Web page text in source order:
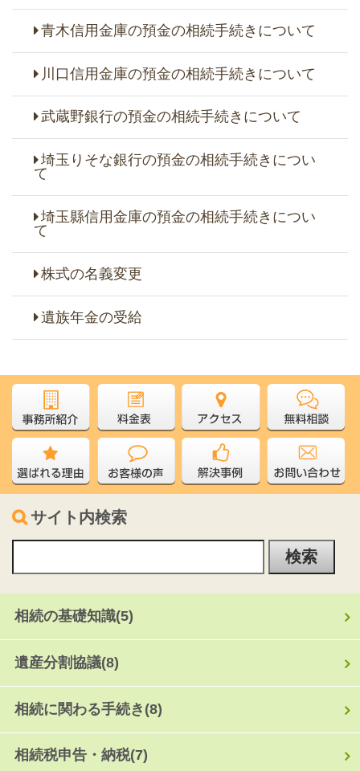
青木信用金庫の預金の相続手続きについて
川口信用金庫の預金の相続手続きについて
武蔵野銀行の預金の相続手続きについて
埼玉りそな銀行の預金の相続手続きについ
て
埼玉縣信用金庫の預金の相続手続きについ
て
株式の名義変更
遺族年金の受給
サイト内検索
相続の基礎知識(5)
遺産分割協議(8)
相続に関わる手続き (8)
相続税申告・納税(7)